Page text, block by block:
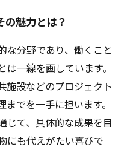
施工管理業界で味わ
理解しよう！それぞ
場所：施工管理業界
の魅力とは？
な分野であり、働くこと
一線を画しています。
施設などのプロジェクト
でを一手に担います。
じて、具体的な成果を目
にも代えがたい喜びで